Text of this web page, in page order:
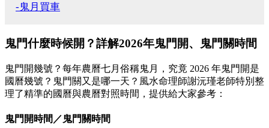
-鬼月買車
鬼門什麼時候開？詳解2026年鬼門開、鬼門關時間
鬼門開幾號？每年農曆七月俗稱鬼月，究竟 2026 年鬼門開是
國曆幾號？鬼門關又是哪一天？風水命理師謝沅瑾老師特別整
理了精準的國曆與農曆對照時間，提供給大家參考：
鬼門開時間／鬼門關時間